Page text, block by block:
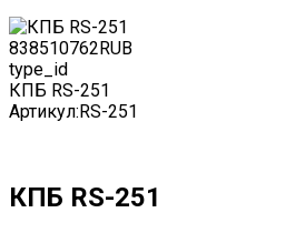
838510762RUB
type_id
КПБ RS-251
Артикул:RS-251
КПБ RS-251